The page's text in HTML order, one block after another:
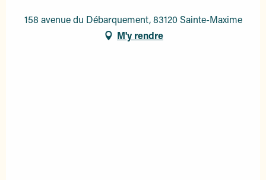
158 avenue du Débarquement, 83120 Sainte-Maxime
M'y rendre